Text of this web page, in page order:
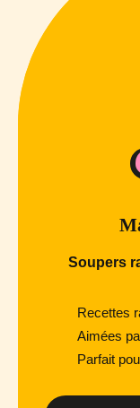
Soupers
Recettes
Aimées
Parfait